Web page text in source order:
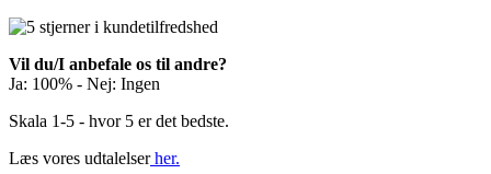
Vil du/I anbefale os til andre?
Ja: 100% - Nej: Ingen
Skala 1-5 - hvor 5 er det bedste.
Læs vores udtalelserher.